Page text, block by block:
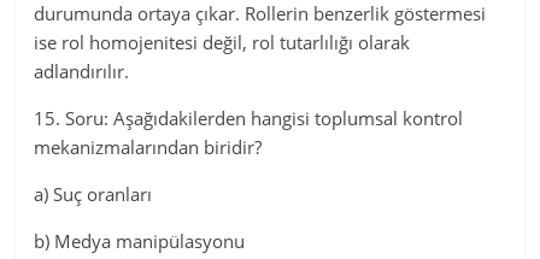
durumunda ortaya çıkar. Rollerin benzerlik göstermesi
ise rol homojenitesi değil, rol tutarlılığı olarak
adlandırılır.
15. Soru: Aşağıdakilerden hangisi toplumsal kontrol
mekanizmalarından biridir?
a) Suç oranları
b) Medya manipülasyonu